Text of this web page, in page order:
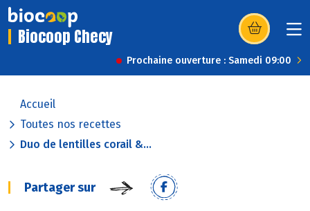
Biocoop Checy (s’ouvre dans
Prochaine ouverture : Samedi 09:00
Accueil
Toutes nos recettes
Duo de lentilles corail &...
Partager sur